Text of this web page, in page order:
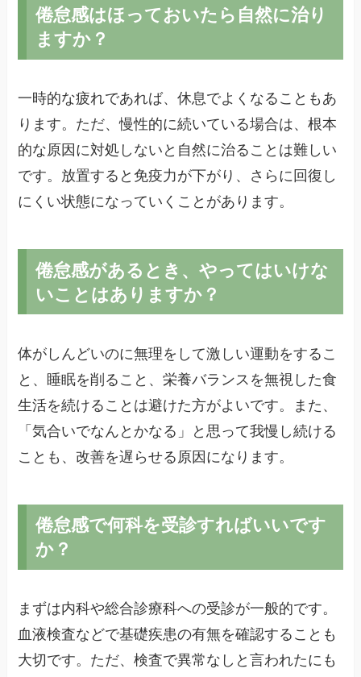
倦怠感はほっておいたら自然に治り
ますか？
一時的な疲れであれば、休息でよくなることもあ
ります。ただ、慢性的に続いている場合は、根本
的な原因に対処しないと自然に治ることは難しい
です。放置すると免疫力が下がり、さらに回復し
にくい状態になっていくことがあります。
倦怠感があるとき、やってはいけな
いことはありますか？
体がしんどいのに無理をして激しい運動をするこ
と、睡眠を削ること、栄養バランスを無視した食
生活を続けることは避けた方がよいです。また、
「気合いでなんとかなる」と思って我慢し続ける
ことも、改善を遅らせる原因になります。
倦怠感で何科を受診すればいいです
か？
まずは内科や総合診療科への受診が一般的です。
血液検査などで基礎疾患の有無を確認することも
大切です。ただ、検査で異常なしと言われたにも